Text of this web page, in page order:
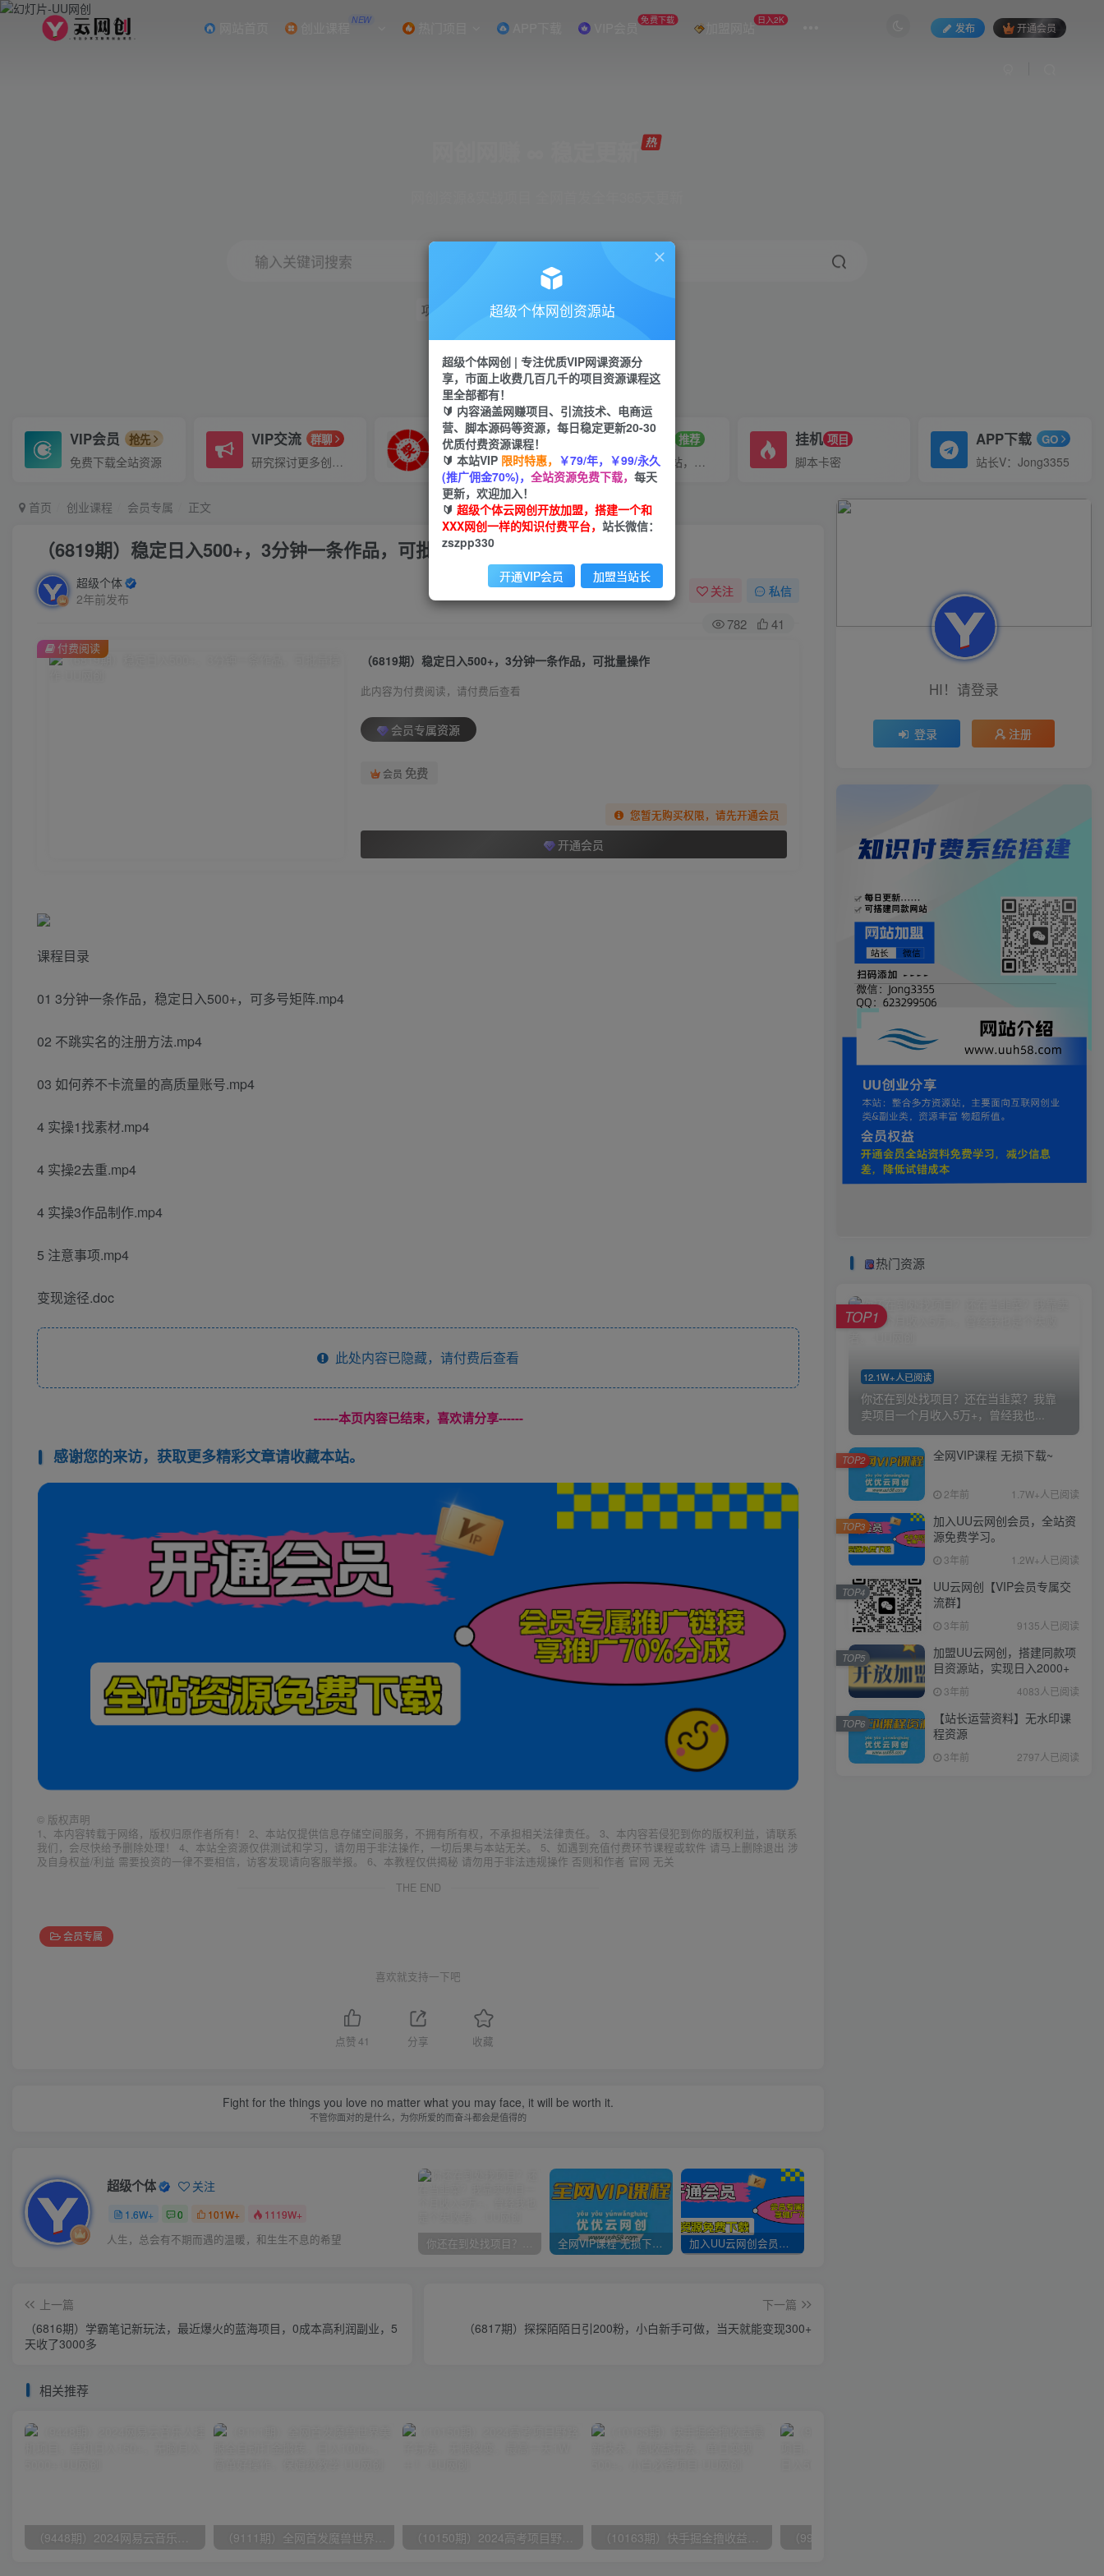
创业课程 NEW 热门项目 APP下载 VIP会员 免费下载 加盟网站 日入2K
发布 开通会员
输入关键词搜索
项目 引流 短视频 小红书
VIP会员 抢先
免费下载全站资源
VIP交流 群聊
研究探讨更多创业项目路子。
VIP推广
70%分佣
会员专属推广链接
招募站长 推荐
搭建同款网站，自己当老板
挂机 项目
脚本卡密
APP下载 GO
站长V：Jong3355
首页 创业课程 会员专属 正文
（6819期）稳定日入500+，3分钟一条作品，可批量操作
超级个体
2年前发布
关注 私信
782 41
（6819期）稳定日入500+，3分钟一条作品，可批量操作
此内容为付费阅读，请付费后查看
会员专属资源
会员 免费
您暂无购买权限，请先开通会员
开通会员
付费阅读
课程目录
01 3分钟一条作品，稳定日入500+，可多号矩阵.mp4
02 不跳实名的注册方法.mp4
03 如何养不卡流量的高质量账号.mp4
4 实操1找素材.mp4
4 实操2去重.mp4
4 实操3作品制作.mp4
5 注意事项.mp4
变现途径.doc
此处内容已隐藏，请付费后查看
------本页内容已结束，喜欢请分享------
感谢您的来访，获取更多精彩文章请收藏本站。
© 版权声明
1、本内容转载于网络，版权归原作者所有！ 2、本站仅提供信息存储空间服务，不拥有所有权，不承担相关法律责任。 3、本内容若侵犯到你的版权利益，请联系
我们，会尽快给予删除处理！ 4、本站全资源仅供测试和学习，请勿用于非法操作，一切后果与本站无关。 5、如遇到充值付费环节课程或软件 请马上删除退出 涉
及自身权益/利益 需要投资的一律不要相信，访客发现请向客服举报。 6、本教程仅供揭秘 请勿用于非法违规操作 否则和作者 官网 无关
THE END
会员专属
喜欢就支持一下吧
点赞41 分享 收藏
Fight for the things you love no matter what you may face, it will be worth it.
不管你面对的是什么，为你所爱的而奋斗都会是值得的
超级个体 关注
1.6W+ 0 101W+ 1119W+
人生，总会有不期而遇的温暖，和生生不息的希望 你还在到处找项目？还在当韭菜？我靠卖项目一个月收入5万+，曾经我也是个失败者。 全网VIP课程 无损下载~ 加入UU云网创会员，全站资源免费学习。
上一篇
（6816期）学霸笔记新玩法，最近爆火的蓝海项目，0成本高利润副业，5
天收了3000多
下一篇
（6817期）探探陌陌日引200粉，小白新手可做，当天就能变现300+
相关推荐
（9448期）2024网易云音乐人挂机项目，单机日入150+，无脑月入5000+ （9111期）全网首发魔兽世界美服全自动打金搬砖，日入1000+，简单好操作，保姆级教学 （10150期）2024高考项目野路子玩法，无限裂变，最高一天1W＋！ （10163期）快手掘金撸收益最新技术，高收益玩法，单日变现500+，小白必备项目
HI！请登录
登录 注册
热门资源
12.1W+人已阅读
你还在到处找项目？还在当韭菜？我靠
卖项目一个月收入5万+，曾经我也...
TOP1
全网VIP课程 无损下载~
2年前 1.7W+人已阅读
TOP2
加入UU云网创会员，全站资
源免费学习。
3年前 1.2W+人已阅读
TOP3
UU云网创【VIP会员专属交
流群】
3年前 9135人已阅读
TOP4
加盟UU云网创，搭建同款项
目资源站，实现日入2000+
3年前 4083人已阅读
TOP5
【站长运营资料】无水印课
程资源
3年前 2797人已阅读
TOP6
超级个体网创资源站
超级个体网创 | 专注优质VIP网课资源分
享，市面上收费几百几千的项目资源课程这
里全部都有！
🔰 内容涵盖网赚项目、引流技术、电商运
营、脚本源码等资源，每日稳定更新20-30
优质付费资源课程！
🔰 本站VIP 限时特惠， ￥79/年，￥99/永久
(推广佣金70%)， 全站资源免费下载， 每天
更新，欢迎加入！
🔰 超级个体云网创开放加盟，搭建一个和
XXX网创一样的知识付费平台， 站长微信：
zszpp330
开通VIP会员 加盟当站长